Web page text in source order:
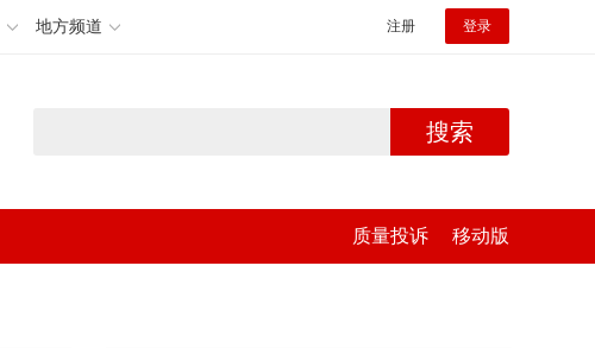
地方频道 注册 登录
搜索
质量投诉 移动版